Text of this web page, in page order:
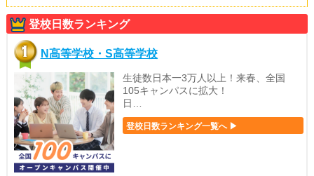
登校日数ランキング
N高等学校・S高等学校
生徒数日本一3万人以上！来春、全国
105キャンパスに拡大！
日…
登校日数ランキング一覧へ ▶